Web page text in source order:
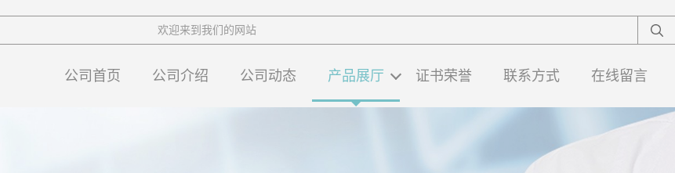
欢迎来到我们的网站
公司首页 公司介绍 公司动态 产品展厅 证书荣誉 联系方式 在线留言